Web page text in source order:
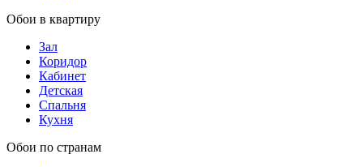
Обои в квартиру
Зал
Коридор
Кабинет
Детская
Спальня
Кухня
Обои по странам